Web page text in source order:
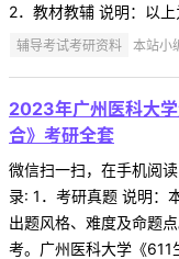
2．教材教辅 说明：以
辅导考试考研资料 本站小
2023年广州医科大
合》考研全套
微信扫一扫，在手机阅
录: 1．考研真题 说明：
出题风格、难度及命题
考。广州医科大学《